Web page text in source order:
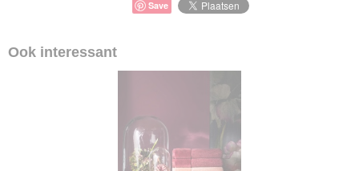
Save
Ook interessant